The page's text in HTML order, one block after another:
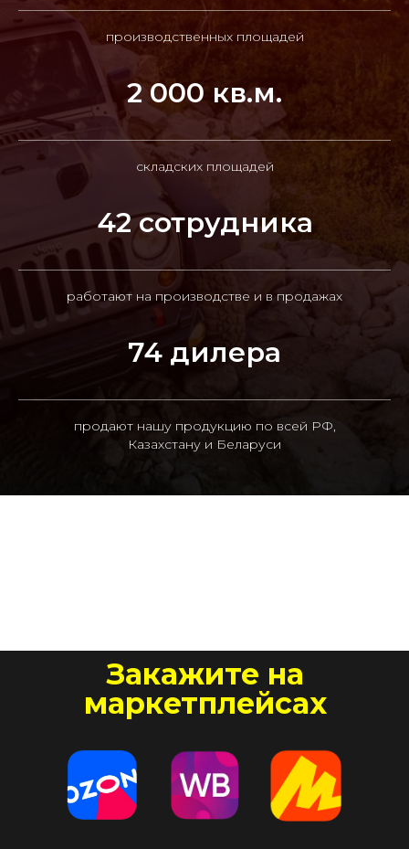
производственных площадей
2 000 кв.м.
складских площадей
42 сотрудника
работают на производстве и в продажах
74 дилера
продают нашу продукцию по всей РФ,
Казахстану и Беларуси
Закажите на
маркетплейсах